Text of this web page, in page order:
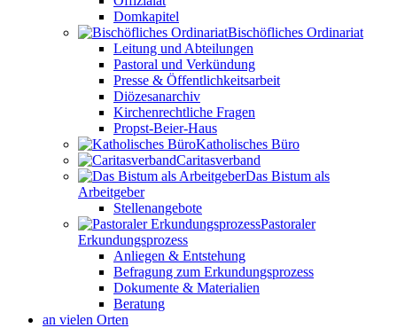
Domkapitel
Bischöfliches Ordinariat
Leitung und Abteilungen
Pastoral und Verkündung
Presse & Öffentlichkeitsarbeit
Diözesanarchiv
Kirchenrechtliche Fragen
Propst-Beier-Haus
Katholisches Büro
Caritasverband
Das Bistum als
Arbeitgeber
Stellenangebote
Pastoraler
Erkundungsprozess
Anliegen & Entstehung
Befragung zum Erkundungsprozess
Dokumente & Materialien
Beratung
an vielen Orten